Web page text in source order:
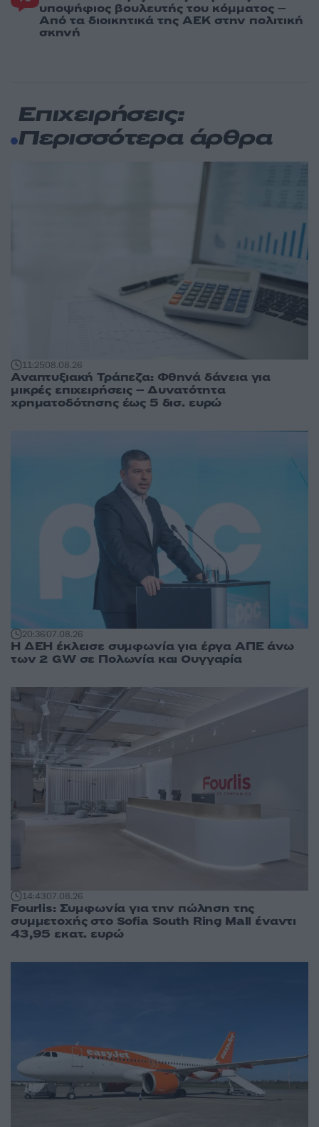
υποψήφιος βουλευτής του κόμματος –
Από τα διοικητικά της ΑΕΚ στην πολιτική
σκηνή
Επιχειρήσεις:
Περισσότερα άρθρα
11:2508.08.26
Αναπτυξιακή Τράπεζα: Φθηνά δάνεια για
μικρές επιχειρήσεις – Δυνατότητα
χρηματοδότησης έως 5 δισ. ευρώ
20:3607.08.26
Η ΔΕΗ έκλεισε συμφωνία για έργα ΑΠΕ άνω
των 2 GW σε Πολωνία και Ουγγαρία
14:4307.08.26
Fourlis: Συμφωνία για την πώληση της
συμμετοχής στο Sofia South Ring Mall έναντι
43,95 εκατ. ευρώ